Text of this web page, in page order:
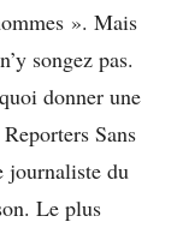
». Mais
songez pas.
donner une
Sans
journaliste du
Le plus